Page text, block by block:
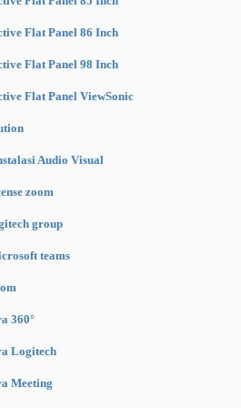
Flat Panel 86 Inch
Flat Panel 98 Inch
Flat Panel ViewSonic
Audio Visual
zoom
group
teams
360°
Logitech
Meeting